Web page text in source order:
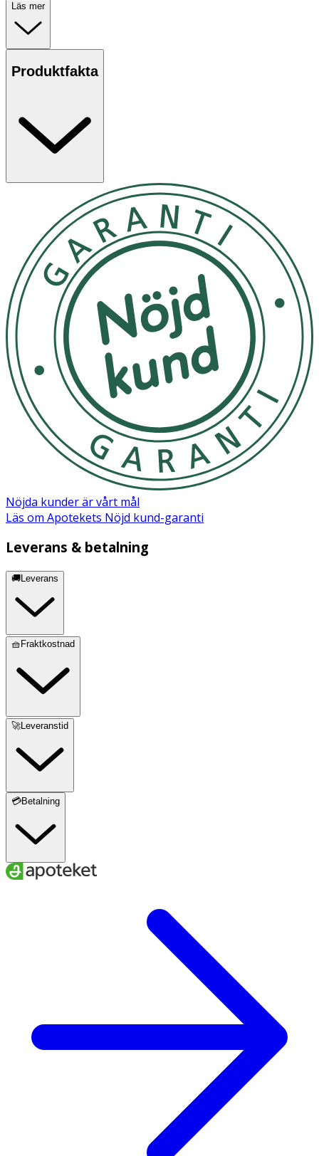
Läs mer
Produktfakta
Nöjda kunder är vårt mål
Läs om Apotekets Nöjd kund-garanti
Leverans & betalning
🚚Leverans
🧺Fraktkostnad
🚀Leveranstid
💳Betalning